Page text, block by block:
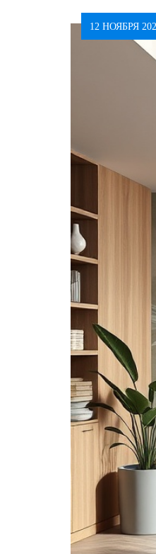
12 НОЯБРЯ